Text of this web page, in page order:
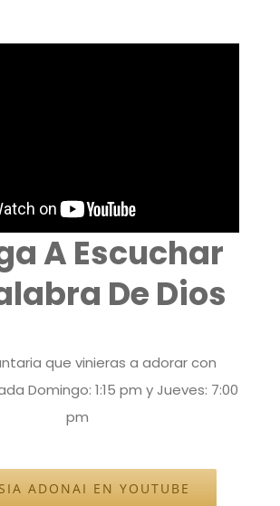
A Escuchar
De Dios
que vinieras a adorar con
Domingo: 1:15 pm y Jueves: 7:00
pm
ADONAI EN YOUTUBE